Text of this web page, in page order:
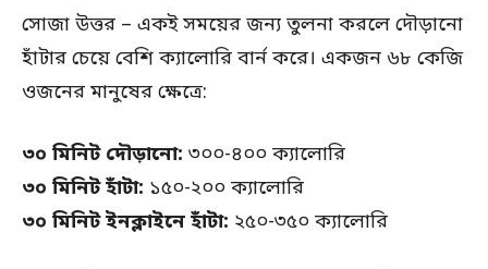
সোজা উত্তর – একই সময়ের জন্য তুলনা করলে দৌড়ানো
হাঁটার চেয়ে বেশি ক্যালোরি বার্ন করে। একজন ৬৮ কেজি
ওজনের মানুষের ক্ষেত্রে:
৩০ মিনিট দৌড়ানো: ৩০০-৪০০ ক্যালোরি
৩০ মিনিট হাঁটা: ১৫০-২০০ ক্যালোরি
৩০ মিনিট ইনক্লাইনে হাঁটা: ২৫০-৩৫০ ক্যালোরি